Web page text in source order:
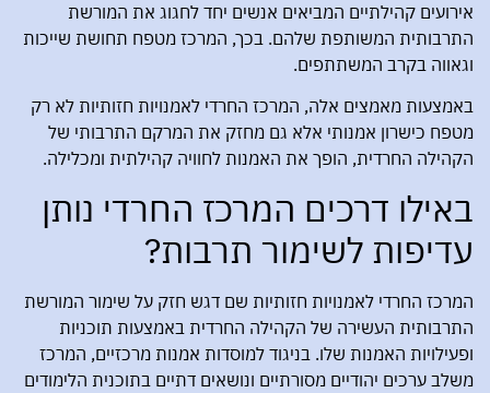
אירועים קהילתיים המביאים אנשים יחד לחגוג את המורשת
התרבותית המשותפת שלהם. בכך, המרכז מטפח תחושת שייכות
וגאווה בקרב המשתתפים.
באמצעות מאמצים אלה, המרכז החרדי לאמנויות חזותיות לא רק
מטפח כישרון אמנותי אלא גם מחזק את המרקם התרבותי של
הקהילה החרדית, הופך את האמנות לחוויה קהילתית ומכלילה.
באילו דרכים המרכז החרדי נותן
עדיפות לשימור תרבות?
המרכז החרדי לאמנויות חזותיות שם דגש חזק על שימור המורשת
התרבותית העשירה של הקהילה החרדית באמצעות תוכניות
ופעילויות האמנות שלו. בניגוד למוסדות אמנות מרכזיים, המרכז
משלב ערכים יהודיים מסורתיים ונושאים דתיים בתוכנית הלימודים